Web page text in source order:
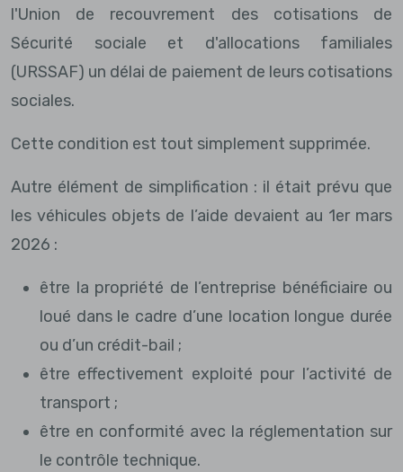
l'Union de recouvrement des cotisations de
Sécurité sociale et d'allocations familiales
(URSSAF) un délai de paiement de leurs cotisations
sociales.
Cette condition est tout simplement supprimée.
Autre élément de simplification : il était prévu que
les véhicules objets de l’aide devaient au 1er mars
2026 :
être la propriété de l’entreprise bénéficiaire ou
loué dans le cadre d’une location longue durée
ou d’un crédit-bail ;
être effectivement exploité pour l’activité de
transport ;
être en conformité avec la réglementation sur
le contrôle technique.